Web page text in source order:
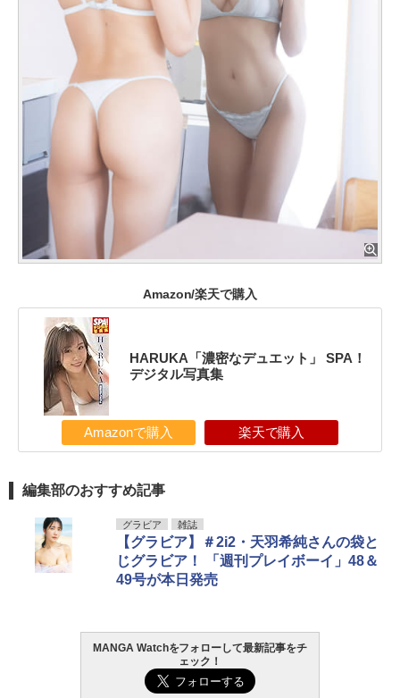
Amazon/楽天で購入
HARUKA「濃密なデュエット」 SPA！
デジタル写真集
Amazonで購入 楽天で購入
編集部のおすすめ記事
グラビア 雑誌
【グラビア】＃2i2・天羽希純さんの袋と
じグラビア！ 「週刊プレイボーイ」48＆
49号が本日発売
MANGA Watchをフォローして最新記事をチ
ェック！